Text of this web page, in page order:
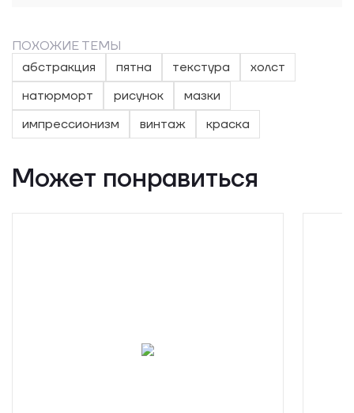
ПОХОЖИЕ ТЕМЫ
абстракция
пятна текстура
холст
натюрморт
рисунок
мазки
импрессионизм
винтаж краска
Может понравиться